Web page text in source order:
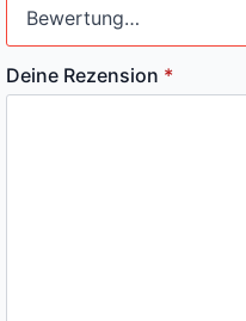
Deine Rezension *